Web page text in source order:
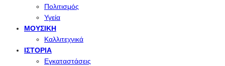
Πολιτισμός
Υγεία
ΜΟΥΣΙΚΉ
Καλλιτεχνικά
ΙΣΤΟΡΊΑ
Εγκαταστάσεις